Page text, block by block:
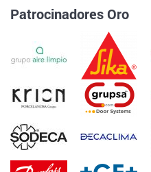
Patrocinadores Oro